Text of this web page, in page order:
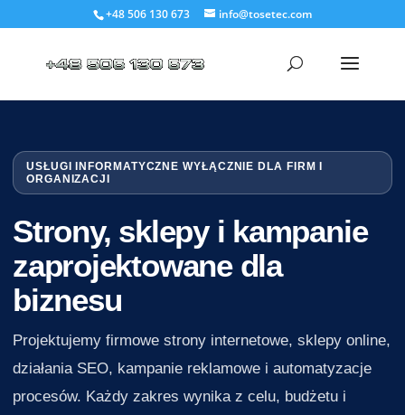
+48 506 130 673 info@tosetec.com
USŁUGI INFORMATYCZNE WYŁĄCZNIE DLA FIRM I
ORGANIZACJI
Strony, sklepy i kampanie
zaprojektowane dla
biznesu
Projektujemy firmowe strony internetowe, sklepy online,
działania SEO, kampanie reklamowe i automatyzacje
procesów. Każdy zakres wynika z celu, budżetu i